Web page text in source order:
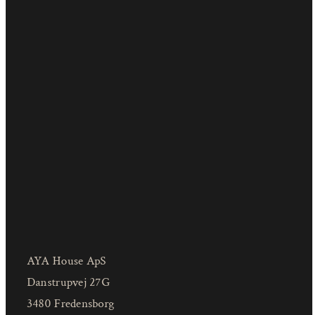
AYA House ApS
Danstrupvej 27G
3480 Fredensborg